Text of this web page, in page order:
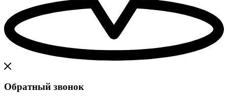
Обратный звонок